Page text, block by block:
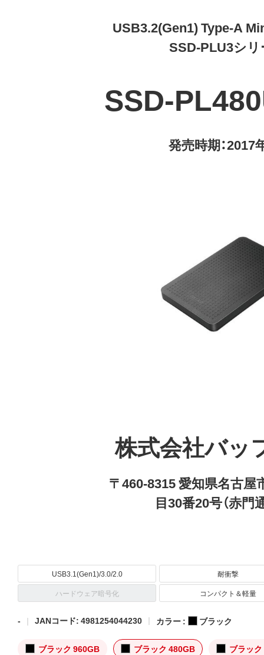
USB3.2(Gen1) Type-A
SSD-PLU3シ
SSD-
発売時期：2017
株式会社バッ
〒460-8315 愛知県名古屋
目30番20号（赤門
USB3.1(Gen1)/3.0/2.0
耐衝撃
ハードウェア暗号化
コンパクト＆軽量
- JANコード: 4981254044230 カラー : ブラック
ブラック 960GB ブラック 480GB ブラッ